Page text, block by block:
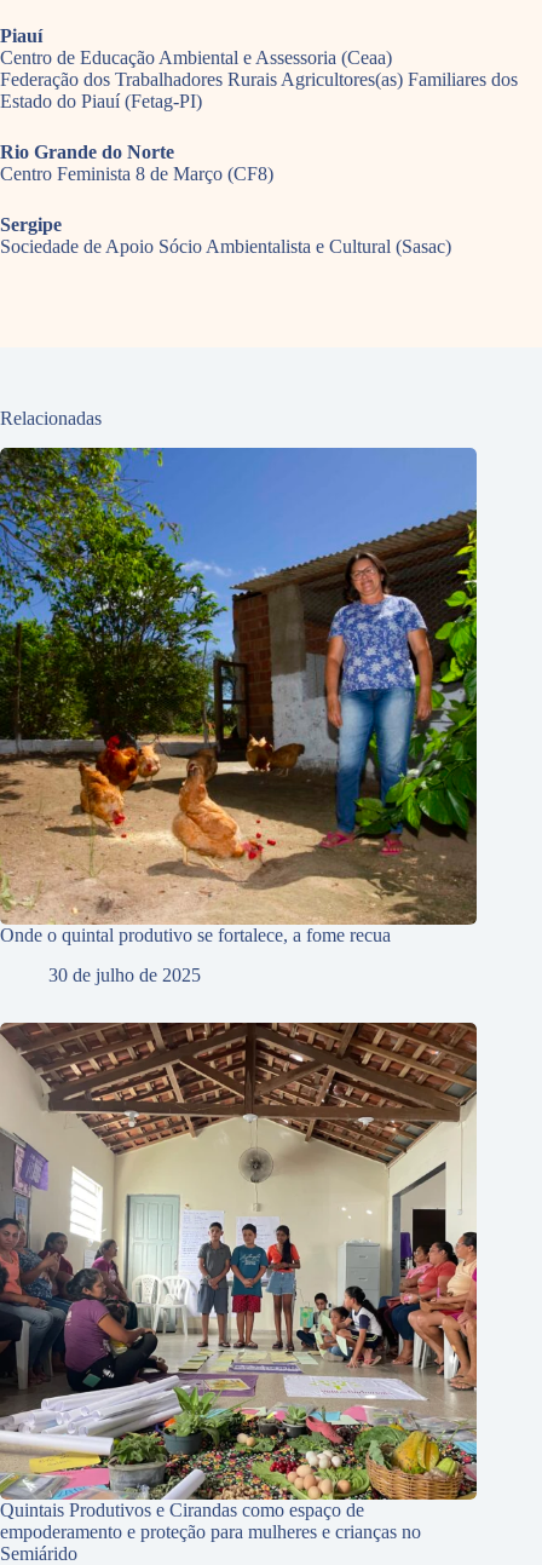
Piauí
Centro de Educação Ambiental e Assessoria (Ceaa)
Federação dos Trabalhadores Rurais Agricultores(as) Familiares dos
Estado do Piauí (Fetag-PI)
Rio Grande do Norte
Centro Feminista 8 de Março (CF8)
Sergipe
Sociedade de Apoio Sócio Ambientalista e Cultural (Sasac)
Relacionadas
Onde o quintal produtivo se fortalece, a fome recua
30 de julho de 2025
Quintais Produtivos e Cirandas como espaço de
empoderamento e proteção para mulheres e crianças no
Semiárido